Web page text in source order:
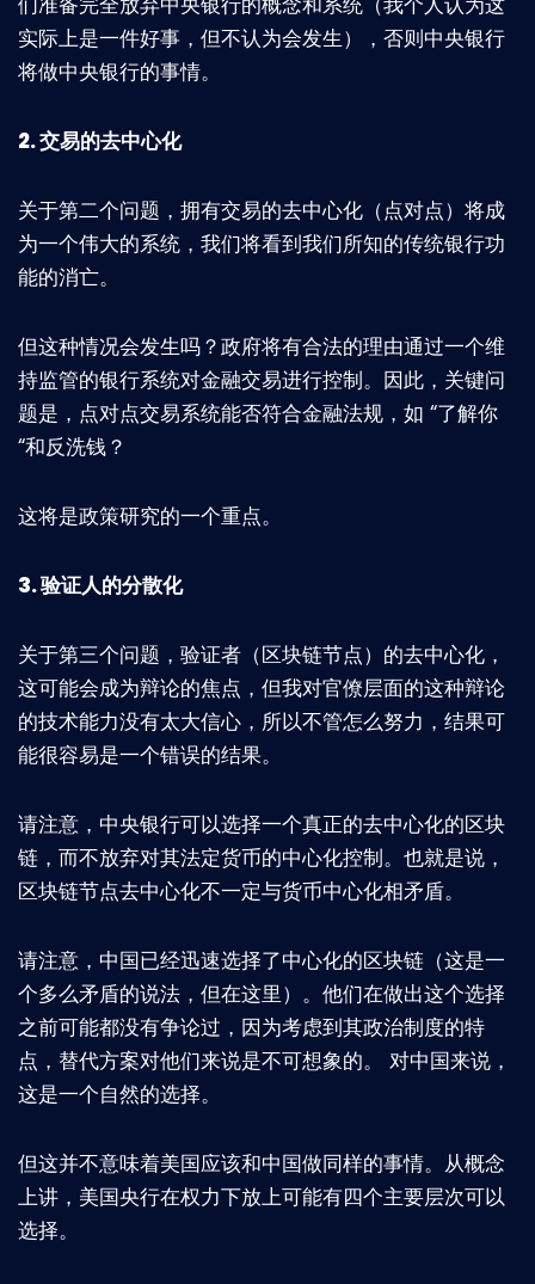
实际上是一件好事，但不认为会发生），否则中央银行
将做中央银行的事情。
2. 交易的去中心化
关于第二个问题，拥有交易的去中心化（点对点）将成
为一个伟大的系统，我们将看到我们所知的传统银行功
能的消亡。
但这种情况会发生吗？政府将有合法的理由通过一个维
持监管的银行系统对金融交易进行控制。因此，关键问
题是，点对点交易系统能否符合金融法规，如 “了解你
“和反洗钱？
这将是政策研究的一个重点。
3. 验证人的分散化
关于第三个问题，验证者（区块链节点）的去中心化，
这可能会成为辩论的焦点，但我对官僚层面的这种辩论
的技术能力没有太大信心，所以不管怎么努力，结果可
能很容易是一个错误的结果。
请注意，中央银行可以选择一个真正的去中心化的区块
链，而不放弃对其法定货币的中心化控制。也就是说，
区块链节点去中心化不一定与货币中心化相矛盾。
请注意，中国已经迅速选择了中心化的区块链（这是一
个多么矛盾的说法，但在这里）。他们在做出这个选择
之前可能都没有争论过，因为考虑到其政治制度的特
点，替代方案对他们来说是不可想象的。 对中国来说，
这是一个自然的选择。
但这并不意味着美国应该和中国做同样的事情。从概念
上讲，美国央行在权力下放上可能有四个主要层次可以
选择。